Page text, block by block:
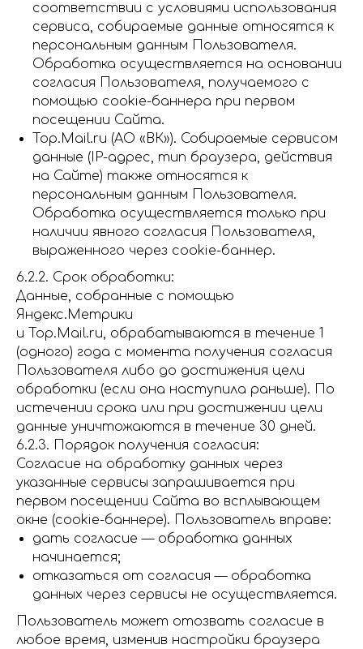
соответствии с условиями использования
сервиса, собираемые данные относятся к
персональным данным Пользователя.
Обработка осуществляется на основании
согласия Пользователя, получаемого с
помощью cookie-баннера при первом
посещении Сайта.
Top.Mail.ru (АО «ВК»). Собираемые сервисом
данные (IP-адрес, тип браузера, действия
на Сайте) также относятся к
персональным данным Пользователя.
Обработка осуществляется только при
наличии явного согласия Пользователя,
выраженного через cookie-баннер.
6.2.2. Срок обработки:
Данные, собранные с помощью
Яндекс.Метрики
и Top.Mail.ru, обрабатываются в течение 1
(одного) года с момента получения согласия
Пользователя либо до достижения цели
обработки (если она наступила раньше). По
истечении срока или при достижении цели
данные уничтожаются в течение 30 дней.
6.2.3. Порядок получения согласия:
Согласие на обработку данных через
указанные сервисы запрашивается при
первом посещении Сайта во всплывающем
окне (cookie-баннере). Пользователь вправе:
дать согласие — обработка данных
начинается;
отказаться от согласия — обработка
данных через сервисы не осуществляется.
Пользователь может отозвать согласие в
любое время, изменив настройки браузера